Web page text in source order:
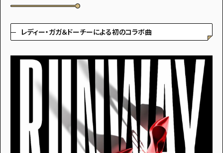
レディー・ガガ＆ドーチーによる初のコラボ曲